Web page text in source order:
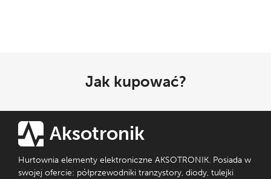
Jak kupować?
Aksotronik
Hurtownia elementy elektroniczne AKSOTRONIK. Posiada w
swojej ofercie: półprzewodniki tranzystory, diody, tulejki